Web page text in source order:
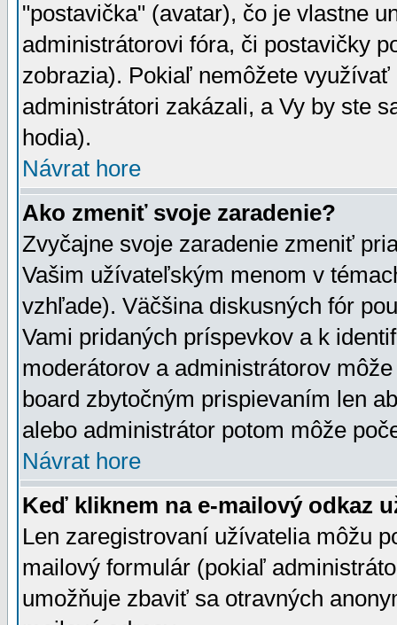
"postavička" (avatar), čo je vlastne
administrátorovi fóra, či postavičky
zobrazia). Pokiaľ nemôžete
administrátori zakázali, a Vy by ste
hodia).
Návrat hore
Ako zmeniť svoje zaradenie?
Zvyčajne svoje zaradenie zmeniť
Vašim užívateľským menom v
vzhľade). Väčšina diskusných fór
Vami pridaných príspevkov a k
moderátorov a administrátorov
board zbytočným prispievaním len
alebo administrátor potom môže
Návrat hore
Keď kliknem na e-mailový odkaz
Len zaregistrovaní užívatelia môžu
mailový formulár (pokiaľ
umožňuje zbaviť sa otravných